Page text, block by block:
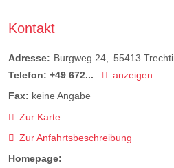
Kontakt
Adresse: Burgweg 24 55413
Telefon: +49 672...
anzeigen
Fax: keine Angabe
Zur Karte
Zur Anfahrtsbeschreibung
Homepage: